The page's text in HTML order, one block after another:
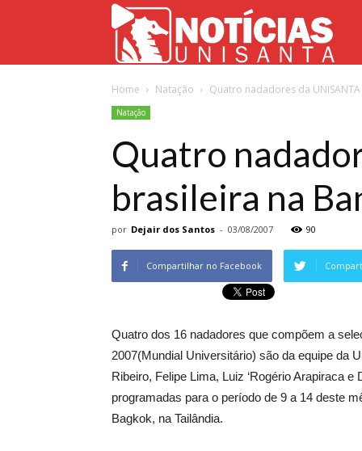
Home Natação Quatro nadadores da
Natação
Quatro
brasileira na
por Dejair dos Santos - 03/08/2007 90
Compartilhar no Facebook
Quatro dos 16 nadadores que compõem a
2007(Mundial Universitário) são da equipe da
Ribeiro, Felipe Lima, Luiz ‘Rogério Arapiraca
programadas para o período de 9 a 14 deste
Bagkok, na Tailândia.